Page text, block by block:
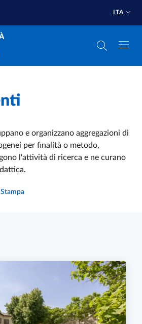
ITA
e organizzano aggregazioni di
per finalità o metodo,
l'attività di ricerca e ne curano
Stampa